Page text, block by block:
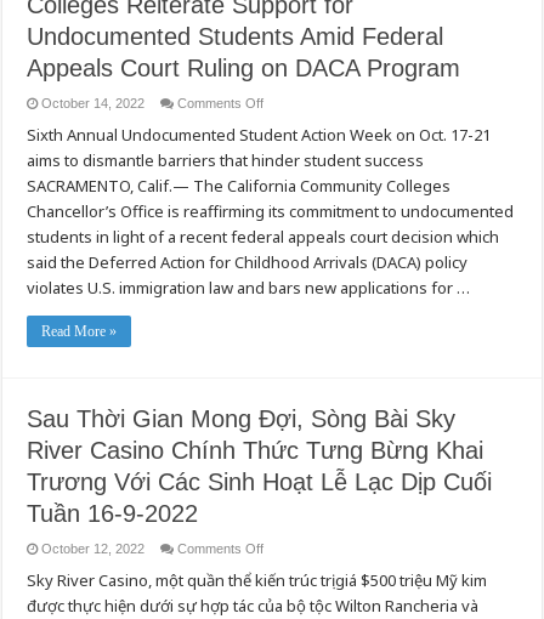
Undocumented Students Amid Federal
Appeals Court Ruling on DACA Program
October 14, 2022 Comments Offon
Will
Not
Waver:
Community
Colleges
Reiterate
Support
for
Undocumented
Amid
Sixth Annual Undocumented Student Action Week on Oct. 17-21
aims to dismantle barriers that hinder student success
SACRAMENTO, Calif.— The California Community Colleges
Chancellor’s Office is reaffirming its commitment to undocumented
students in light of a recent federal appeals court decision which
said the Deferred Action for Childhood Arrivals (DACA) policy
violates U.S. immigration law and bars new applications for …
Read More »
Sau Thời Gian Mong Đợi, Sòng Bài Sky
River Casino Chính Thức Tưng Bừng Khai
Trương Với Các Sinh Hoạt Lễ Lạc Dịp Cuối
Tuần 16-9-2022
October 12, 2022 Comments Offon
Thời
Gian
Mong
Sky River Casino, một quần thể kiến trúc trị giá $500 triệu Mỹ kim
được thực hiện dưới sự hợp tác của bộ tộc Wilton Rancheria và